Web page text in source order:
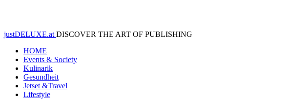
justDELUXE.at DISCOVER THE ART OF PUBLISHING
HOME
Events & Society
Kulinarik
Gesundheit
Jetset &Travel
Lifestyle